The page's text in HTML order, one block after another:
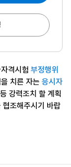
격시험 부정행위
치른 자는 응시자
강력조치 할 계획
협조해주시기 바랍